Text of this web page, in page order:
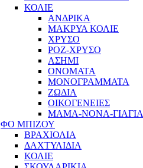
ΚΟΛΙΕ
ΑΝΔΡΙΚΑ
ΜΑΚΡΥΑ ΚΟΛΙΕ
ΧΡΥΣΟ
ΡΟΖ-ΧΡΥΣΟ
ΑΣΗΜΙ
ΟΝΟΜΑΤΑ
ΜΟΝΟΓΡΑΜΜΑΤΑ
ΖΩΔΙΑ
ΟΙΚΟΓΕΝΕΙΕΣ
ΜΑΜΑ-ΝΟΝΑ-ΓΙΑΓΙΑ
ΦΟ ΜΠΙΖΟΥ
ΒΡΑΧΙΟΛΙΑ
ΔΑΧΤΥΛΙΔΙΑ
ΚΟΛΙΕ